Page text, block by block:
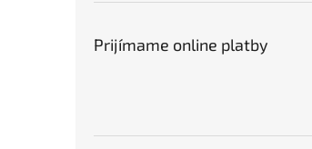
Prijímame online platby